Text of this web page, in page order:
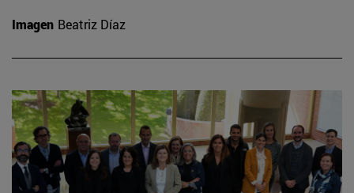
Imagen Beatriz Díaz